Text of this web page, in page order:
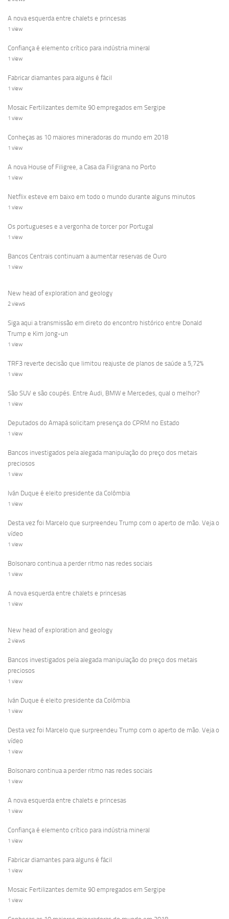
A nova esquerda entre chalets e princesas
1 view
Confiança é elemento crítico para indústria mineral
1 view
Fabricar diamantes para alguns é fácil
1 view
Mosaic Fertilizantes demite 90 empregados em Sergipe
1 view
Conheças as 10 maiores mineradoras do mundo em 2018
1 view
A nova House of Filigree, a Casa da Filigrana no Porto
1 view
Netflix esteve em baixo em todo o mundo durante alguns minutos
1 view
Os portugueses e a vergonha de torcer por Portugal
1 view
Bancos Centrais continuam a aumentar reservas de Ouro
1 view
New head of exploration and geology
2 views
Siga aqui a transmissão em direto do encontro histórico entre Donald
Trump e Kim Jong-un
1 view
TRF3 reverte decisão que limitou reajuste de planos de saúde a 5,72%
1 view
São SUV e são coupés. Entre Audi, BMW e Mercedes, qual o melhor?
1 view
Deputados do Amapá solicitam presença do CPRM no Estado
1 view
Bancos investigados pela alegada manipulação do preço dos metais
preciosos
1 view
Iván Duque é eleito presidente da Colômbia
1 view
Desta vez foi Marcelo que surpreendeu Trump com o aperto de mão. Veja o
vídeo
1 view
Bolsonaro continua a perder ritmo nas redes sociais
1 view
A nova esquerda entre chalets e princesas
1 view
New head of exploration and geology
2 views
Bancos investigados pela alegada manipulação do preço dos metais
preciosos
1 view
Iván Duque é eleito presidente da Colômbia
1 view
Desta vez foi Marcelo que surpreendeu Trump com o aperto de mão. Veja o
vídeo
1 view
Bolsonaro continua a perder ritmo nas redes sociais
1 view
A nova esquerda entre chalets e princesas
1 view
Confiança é elemento crítico para indústria mineral
1 view
Fabricar diamantes para alguns é fácil
1 view
Mosaic Fertilizantes demite 90 empregados em Sergipe
1 view